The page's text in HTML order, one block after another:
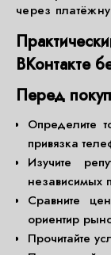
через
ВКонтакте
Перед
Определите
привязка
Изучите
независимых
Сравните
ориентир
Прочитайте